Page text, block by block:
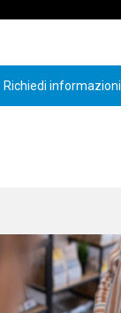
Richiedi informazioni